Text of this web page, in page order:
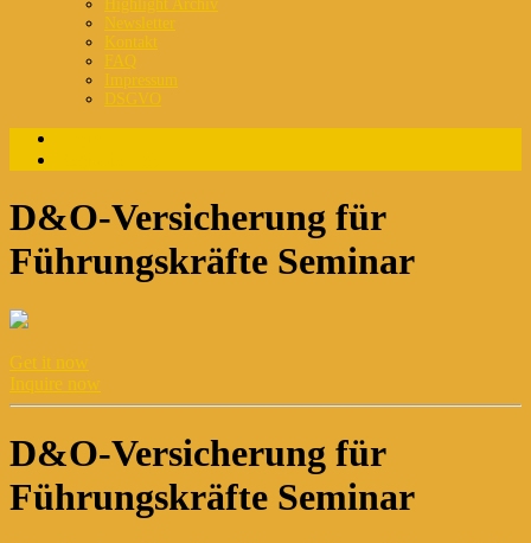
Highlight Archiv
Newsletter
Kontakt
FAQ
Impressum
DSGVO
D&O-Versicherung für
Führungskräfte Seminar
Get it now
Inquire now
D&O-Versicherung für
Führungskräfte Seminar